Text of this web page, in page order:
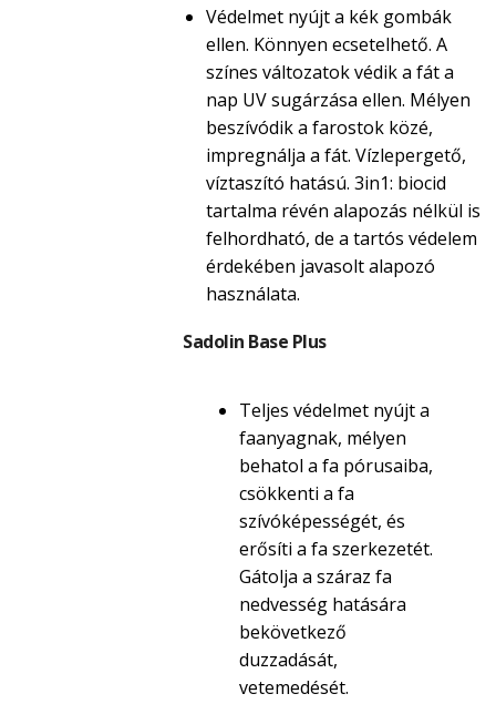
Védelmet nyújt a kék gombák
ellen. Könnyen ecsetelhető. A
színes változatok védik a fát a
nap UV sugárzása ellen. Mélyen
beszívódik a farostok közé,
impregnálja a fát. Vízlepergető,
víztaszító hatású. 3in1: biocid
tartalma révén alapozás nélkül is
felhordható, de a tartós védelem
érdekében javasolt alapozó
használata.
Sadolin Base Plus
Teljes védelmet nyújt a
faanyagnak, mélyen
behatol a fa pórusaiba,
csökkenti a fa
szívóképességét, és
erősíti a fa szerkezetét.
Gátolja a száraz fa
nedvesség hatására
bekövetkező
duzzadását,
vetemedését.